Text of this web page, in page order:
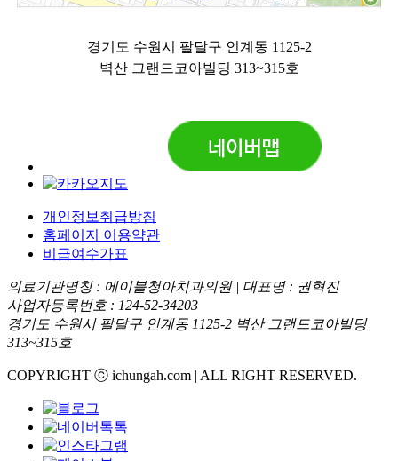
경기도 수원시 팔달구 인계동 1125-2
벽산 그랜드코아빌딩 313~315호
개인정보취급방침
홈페이지 이용약관
비급여수가표
의료기관명칭 : 에이블청아치과의원 | 대표명 : 권혁진
사업자등록번호 : 124-52-34203
경기도 수원시 팔달구 인계동 1125-2 벽산 그랜드코아빌딩
313~315호
COPYRIGHT ⓒ ichungah.com | ALL RIGHT RESERVED.